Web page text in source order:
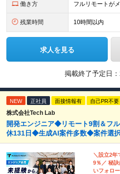
働き方 フルリモートが
残業時間 10時間以内
求人を見る
掲載終了予定日：
NEW 正社員 面接情報有 自己PR不要
株式会社Tech Lab
開発エンジニア◆リモート9割＆フ
休131日◆生成AI案件多数◆案件選
＼設立2年
9％／ 秘
いフォロー